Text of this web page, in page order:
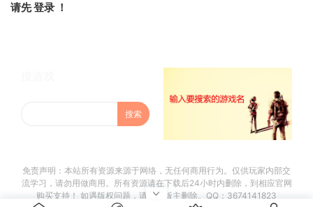
请先登录 ！
免责声明：本站所有资源来源于网络，无任何商用行为。仅供玩家内部交
流学习，请勿用做商用。所有资源请在下载后24小时内删除，到相应官网
购买支持！ 如遇版权问题，请联系版主删除。QQ：3674141823